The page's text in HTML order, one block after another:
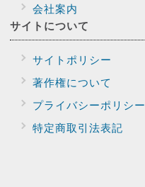
会社案内
サイトについて
サイトポリシー
著作権について
プライバシーポリシー
特定商取引法表記